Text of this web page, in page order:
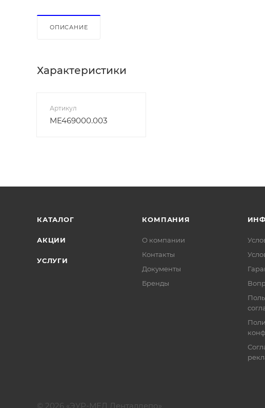
ОПИСАНИЕ
Характеристики
Артикул
ME469000.003
КАТАЛОГ
АКЦИИ
УСЛУГИ
КОМПАНИЯ
О компании
Контакты
Документы
Бренды
© 2026 «ЭУР-МЕД Денталдепо»